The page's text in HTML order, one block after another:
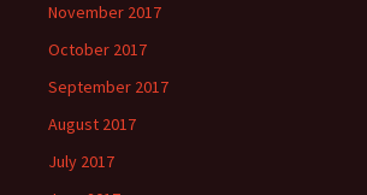
November 2017
October 2017
September 2017
August 2017
July 2017